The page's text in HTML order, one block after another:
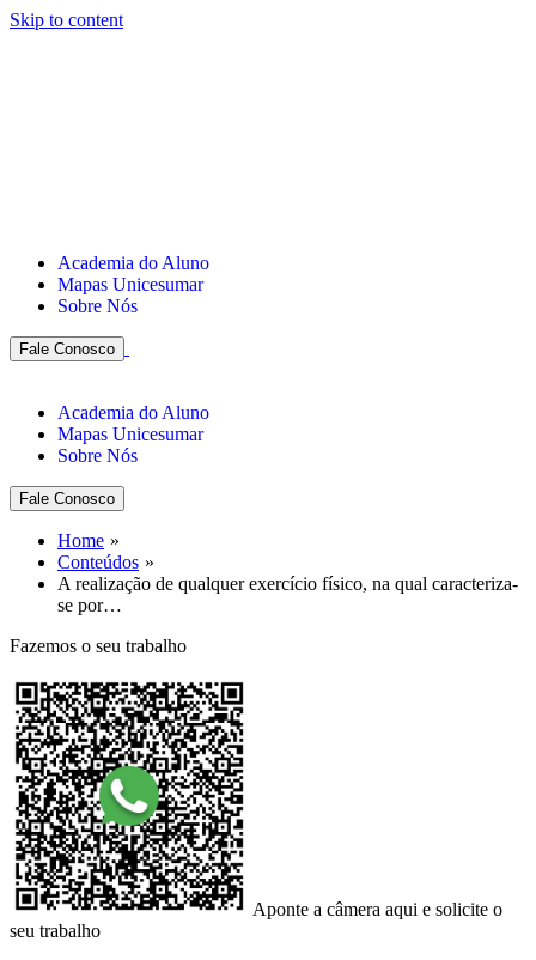
Skip to content
Academia do Aluno
Mapas Unicesumar
Sobre Nós
Fale Conosco
Academia do Aluno
Mapas Unicesumar
Sobre Nós
Fale Conosco
Home
Conteúdos
A realização de qualquer exercício físico, na qual caracteriza-
se por…
Fazemos o seu trabalho
Aponte a câmera aqui e solicite o
seu trabalho